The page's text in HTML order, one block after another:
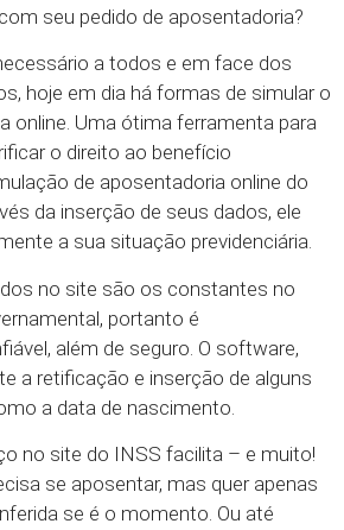
seu pedido de aposentadoria?
a todos e em face dos
hoje em dia há formas de simular o
online. Uma ótima ferramenta para
o direito ao benefício
de aposentadoria online do
da inserção de seus dados, ele
a sua situação previdenciária.
no site são os constantes no
portanto é
além de seguro. O software,
a retificação e inserção de alguns
a data de nascimento.
no site do INSS facilita – e muito!
se aposentar, mas quer apenas
se é o momento. Ou até